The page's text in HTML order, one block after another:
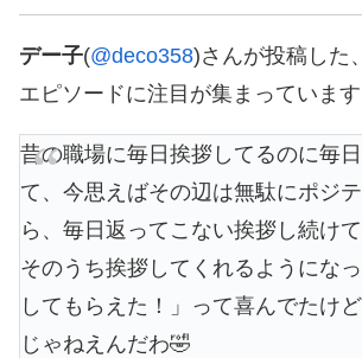
デー子(@deco358)さんが投稿した
エピソードに注目が集まっています
昔の職場に毎日挨拶してるのに毎
て、今思えばその辺は無駄にポジ
ら、毎日返ってこない挨拶し続け
そのうち挨拶してくれるようにな
してもらえた！」って喜んでたけど
じゃねえんだわ🤣